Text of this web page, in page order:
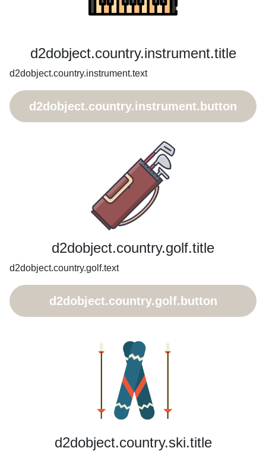
d2dobject.country.instrument.title
d2dobject.country.instrument.text
d2dobject.country.instrument.button
d2dobject.country.golf.title
d2dobject.country.golf.text
d2dobject.country.golf.button
d2dobject.country.ski.title